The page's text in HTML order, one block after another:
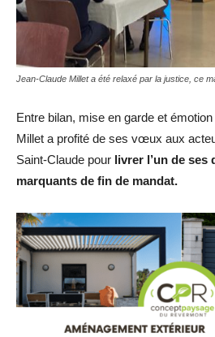
Jean-Claude Millet a été relaxé par la justice, ce
Entre bilan, mise en garde et
Millet a profité de ses vœux aux
Saint-Claude pour livrer l’un de ses
marquants de fin de mandat.